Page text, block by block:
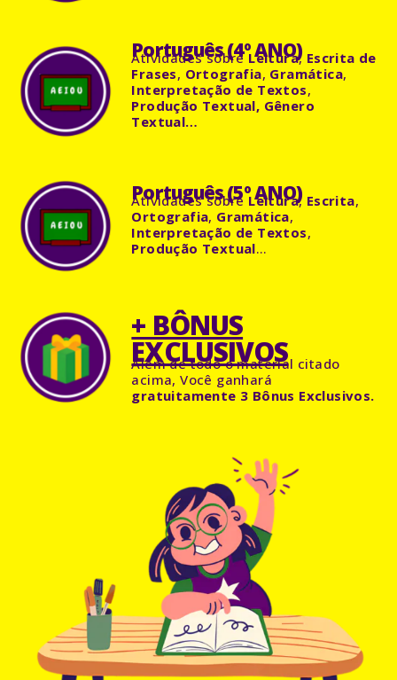
Português (4º ANO)
Atividades sobre Leitura, Escrita de
Frases, Ortografia, Gramática,
Interpretação de Textos,
Produção Textual, Gênero
Textual…
Português (5º ANO)
Atividades sobre Leitura, Escrita,
Ortografia, Gramática,
Interpretação de Textos,
Produção Textual…
+ BÔNUS
EXCLUSIVOS
Além de todo o material citado
acima, Você ganhará
gratuitamente 3 Bônus Exclusivos.